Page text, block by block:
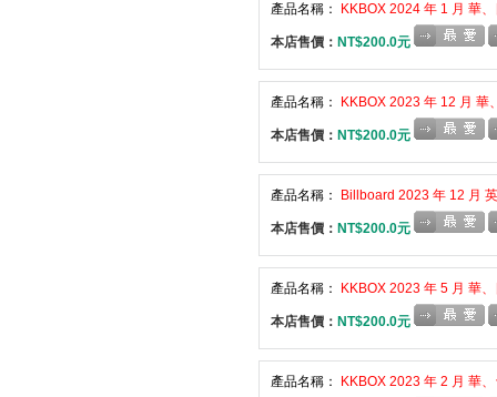
產品名稱： KKBOX 2024 年 1 月 華
本店售價： NT$200.0元
產品名稱： KKBOX 2023 年 12 月
本店售價： NT$200.0元
產品名稱： Billboard 2023 年 12 月
本店售價： NT$200.0元
產品名稱： KKBOX 2023 年 5 月 華
本店售價： NT$200.0元
產品名稱： KKBOX 2023 年 2 月 華